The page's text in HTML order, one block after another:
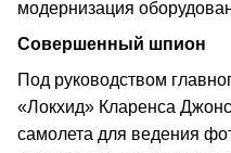
модернизация
Совершенный шпион
Под руководством
«Локхид» Кларенса
самолета для ведения